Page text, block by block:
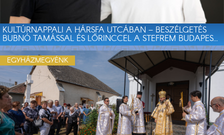
KULTÚRNAPPALI A HÁRSFA UTCÁBAN – BESZÉLGETÉS
BUBNÓ TAMÁSSAL ÉS LŐRINCCEL A STEFREM BUDAPES...
EGYHÁZMEGYÉNK